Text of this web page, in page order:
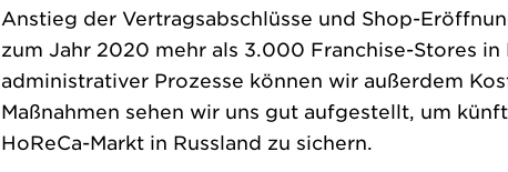
Anstieg der Vertragsabschlüsse und Shop-
zum Jahr 2020 mehr als 3.000 Franchise-Stores
administrativer Prozesse können wir außerdem
Maßnahmen sehen wir uns gut aufgestellt, um
HoReCa-Markt in Russland zu sichern.